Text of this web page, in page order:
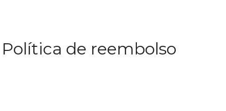
Política de reembolso